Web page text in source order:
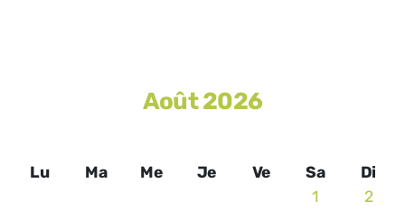
Août 2026
Lu Ma Me Je Ve Sa
Di
1
2